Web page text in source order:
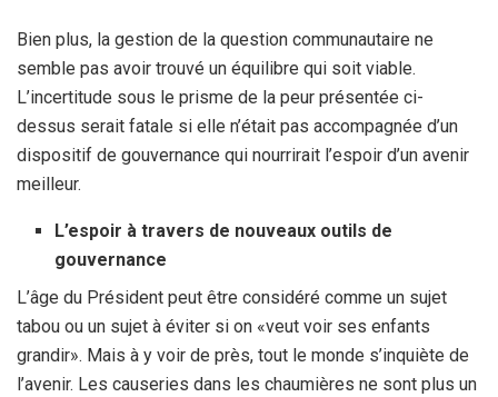
Bien plus, la gestion de la question communautaire ne
semble pas avoir trouvé un équilibre qui soit viable.
L’incertitude sous le prisme de la peur présentée ci-
dessus serait fatale si elle n’était pas accompagnée d’un
dispositif de gouvernance qui nourrirait l’espoir d’un avenir
meilleur.
L’espoir à travers de nouveaux outils de
gouvernance
L’âge du Président peut être considéré comme un sujet
tabou ou un sujet à éviter si on «veut voir ses enfants
grandir». Mais à y voir de près, tout le monde s’inquiète de
l’avenir. Les causeries dans les chaumières ne sont plus un